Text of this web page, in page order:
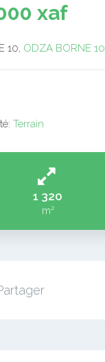
xaf
10, ODZA BORNE 10
Terrain
1 320
m²